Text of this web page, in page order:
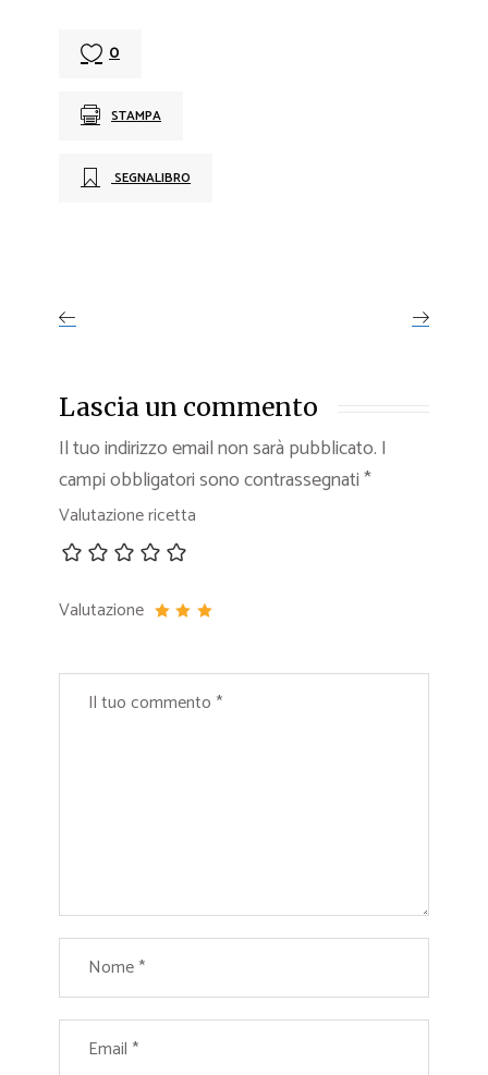
0
STAMPA
SEGNALIBRO
Lascia un commento
Il tuo indirizzo email non sarà pubblicato. I
campi obbligatori sono contrassegnati*
Valutazione ricetta
Valutazione